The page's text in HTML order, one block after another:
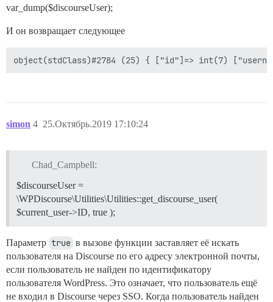
var_dump($discourseUser);
И он возвращает следующее
simon 25.Октябрь.2019 17:10:24
4
Chad_Campbell:
$discourseUser =
\WPDiscourse\Utilities\Utilities::get_discourse_user(
$current_user->ID, true );
Параметр true в вызове функции заставляет её искать
пользователя на Discourse по его адресу электронной почты,
если пользователь не найден по идентификатору
пользователя WordPress. Это означает, что пользователь ещё
не входил в Discourse через SSO. Когда пользователь найден